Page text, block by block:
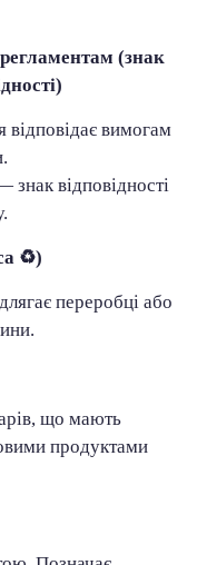
(знак
вимогам
знак відповідності
♻)
переробці або
що мають
продуктами